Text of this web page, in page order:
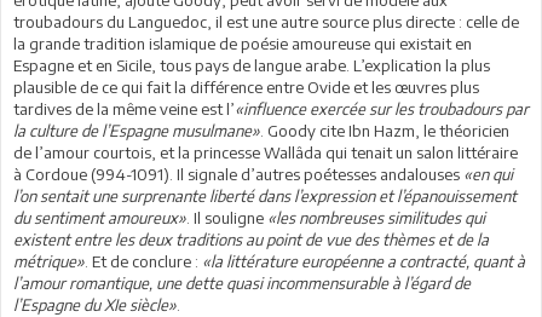
troubadours du Languedoc, il est une autre source plus directe : celle de
la grande tradition islamique de poésie amoureuse qui existait en
Espagne et en Sicile, tous pays de langue arabe. L’explication la plus
plausible de ce qui fait la différence entre Ovide et les œuvres plus
tardives de la même veine est l’«influence exercée sur les troubadours par
la culture de l’Espagne musulmane» . Goody cite Ibn Hazm, le théoricien
de l’amour courtois, et la princesse Wallâda qui tenait un salon littéraire
à Cordoue (994-1091). Il signale d’autres poétesses andalouses «en qui
l’on sentait une surprenante liberté dans l’expression et l’épanouissement
du sentiment amoureux» . Il souligne «les nombreuses similitudes qui
existent entre les deux traditions au point de vue des thèmes et de la
métrique» . Et de conclure : «la littérature européenne a contracté, quant à
l’amour romantique, une dette quasi incommensurable à l’égard de
l’Espagne du XIe siècle»